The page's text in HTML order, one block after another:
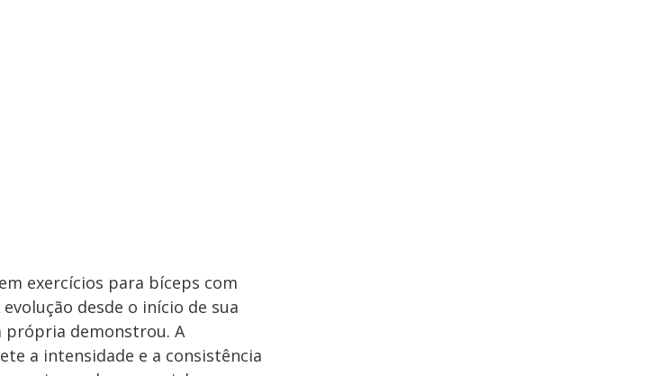
exercícios para bíceps com
desde o início de sua
própria demonstrou. A
a intensidade e a consistência